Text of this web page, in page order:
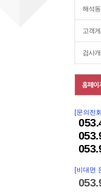
해석
고객
검사
[문의전
[비대면